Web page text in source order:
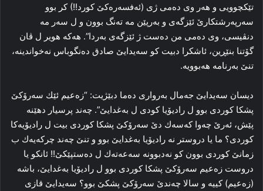
تێكچوويى و هه‌ر وى ده‌مى ژى (ئه‌فسه‌ره‌كێ كورد!!) كر بوو
سه‌رپه‌رشتكارێ ئێزگه‌ى و به‌رپێن مه‌ ته‌نگ بوون و ل سه‌ر مه‌
دنڤيسى، وى ده‌مى من ده‌ست ژ ئێزگه‌ى به‌ردا”. هه‌كه‌ هوير ل ڤان
گۆتنا بنێڕين، ئاشكرا دبيت كو سه‌يدايێ صادق ده‌نگوباس نه‌خواندينه‌،
تنێ به‌رنامه‌ هه‌بوويه‌.
ديسان سه‌يدايێ جه‌مال به‌روارى ده‌ما دبێژيت: “زه‌عيم ئێك سه‌رۆكێ
پشكا كوردى بوو ل راديۆيا كودى ل به‌غدایێ”. چه‌ند پرسيار دهێنه‌
پێش، ئه‌رێ چه‌وا كه‌سه‌ك دێ سه‌رۆكێ پشكا كوردى بيت ل راديۆيه‌كا
كوردى؟ ما يا دروستر نه‌ راديۆيا به‌غدایێ بوو و تنێ چه‌ند چركه‌يه‌ك ب
زمانێ كوردى بوون كو نه‌دبوونه‌ سه‌عه‌ته‌ك ل ده‌ستپێكێ!! ئانكو يا
دروست زه‌عيم سه‌رۆكێ پشكا كوردى بوو ل راديۆيا به‌غدایێ، باشه‌
(زه‌عيم) كييه و سالا چه‌ندێ سه‌رۆكێ پشكێ بوو؟ سه‌‌يدايێ قازى